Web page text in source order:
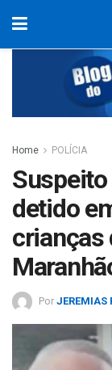
Home POLÍCIA
detido
crianças
Por JEREMIAS